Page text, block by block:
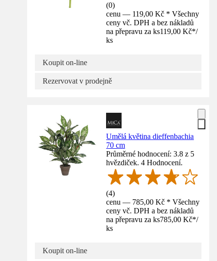
(0)
cenu — 119,00 Kč * Všechny
ceny vč. DPH a bez nákladů
na přepravu za ks119,00 Kč*/
ks
Koupit on-line
Rezervovat v prodejně
Umělá květina dieffenbachia
70 cm
Průměrné hodnocení: 3.8 z 5
hvězdiček. 4 Hodnocení.
(4)
cenu — 785,00 Kč * Všechny
ceny vč. DPH a bez nákladů
na přepravu za ks785,00 Kč*/
ks
Koupit on-line